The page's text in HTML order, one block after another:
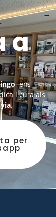
a
, ens
i cura als
.
per